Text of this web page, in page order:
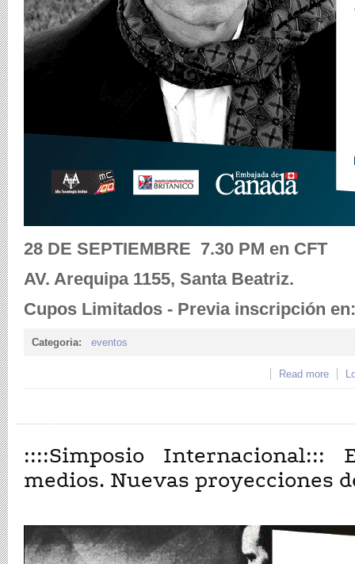
28 DE SEPTIEMBRE 7.30 PM en CFT
AV. Arequipa 1155, Santa Beatriz.
Cupos Limitados - Previa inscripción en:
Categoria: eventos
Read more
::::Simposio
medios. Nuevas proyecciones